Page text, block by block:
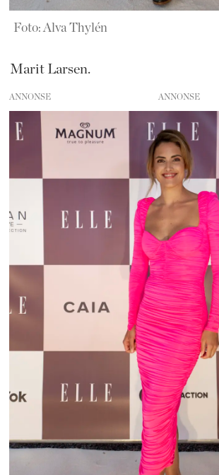
Foto: Alva Thylén
Marit Larsen.
ANNONSE